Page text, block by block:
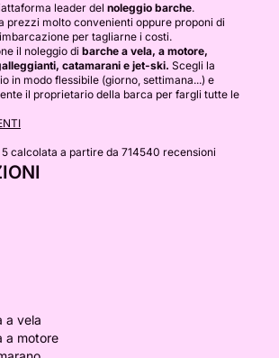
leader del noleggio barche.
prezzi molto convenienti oppure proponi di
per tagliarne i costi.
il noleggio di barche a vela, a motore,
catamarani e jet-ski. Scegli la
in modo flessibile (giorno, settimana...) e
il proprietario della barca per fargli tutte le
calcolata a partire da 714540 recensioni
a vela
a motore